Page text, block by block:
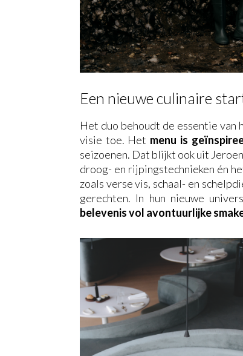
Een nieuwe culinaire
Het duo behoudt de essentie
visie toe. Het menu is
seizoenen. Dat blijkt ook uit
droog- en rijpingstechnieken én
zoals verse vis, schaal- en
gerechten. In hun nieuwe
belevenis vol avontuurlijke